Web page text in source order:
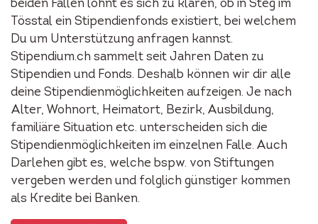
beiden Fällen lohnt es sich zu klären, ob in Steg im
Tösstal ein Stipendienfonds existiert, bei welchem
Du um Unterstützung anfragen kannst.
Stipendium.ch sammelt seit Jahren Daten zu
Stipendien und Fonds. Deshalb können wir dir alle
deine Stipendienmöglichkeiten aufzeigen. Je nach
Alter, Wohnort, Heimatort, Bezirk, Ausbildung,
familiäre Situation etc. unterscheiden sich die
Stipendienmöglichkeiten im einzelnen Falle. Auch
Darlehen gibt es, welche bspw. von Stiftungen
vergeben werden und folglich günstiger kommen
als Kredite bei Banken.